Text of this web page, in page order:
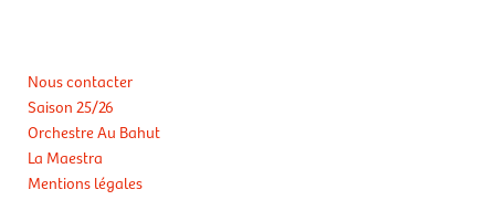
Nous contacter
Saison 25/26
Orchestre Au Bahut
La Maestra
Mentions légales